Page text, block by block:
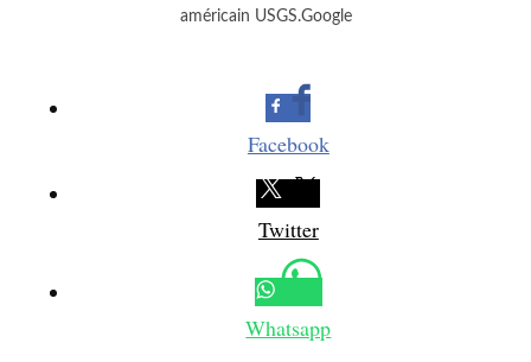
américain USGS.Google
Facebook
Twitter
Whatsapp